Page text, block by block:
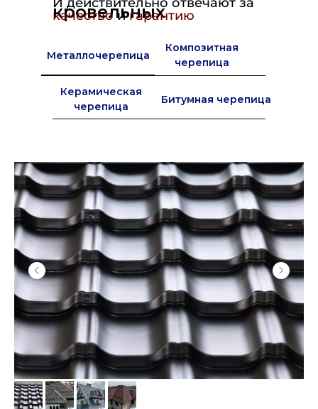
кровельных
качествоигарантию
Металлочерепица
Композитная
черепица
Керамическая
черепица
Битумная черепица